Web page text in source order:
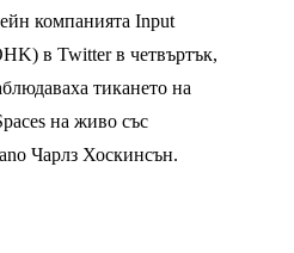
компанията Input
в Twitter в четвъртък,
тикането на
на живо със
Чарлз Хоскинсън.